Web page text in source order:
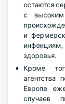
остаются
с высоким
и
здоровья.
Кроме
агентства
Европе
случаев